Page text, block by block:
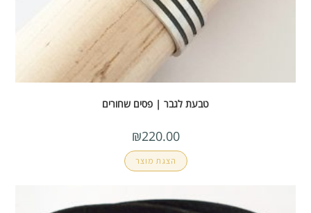
טבעת לגבר | פסים שחורים
₪220.00
הצגת מוצר